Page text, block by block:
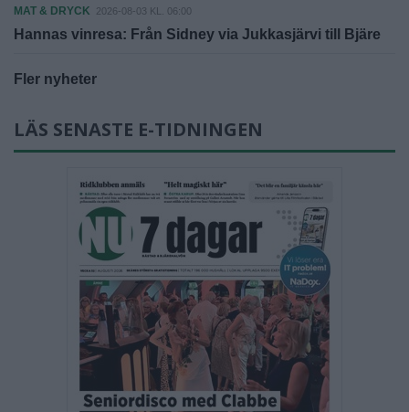
MAT & DRYCK 2026-08-03 KL. 06:00
Hannas vinresa: Från Sidney via Jukkasjärvi till Bjäre
Fler nyheter
LÄS SENASTE E-TIDNINGEN